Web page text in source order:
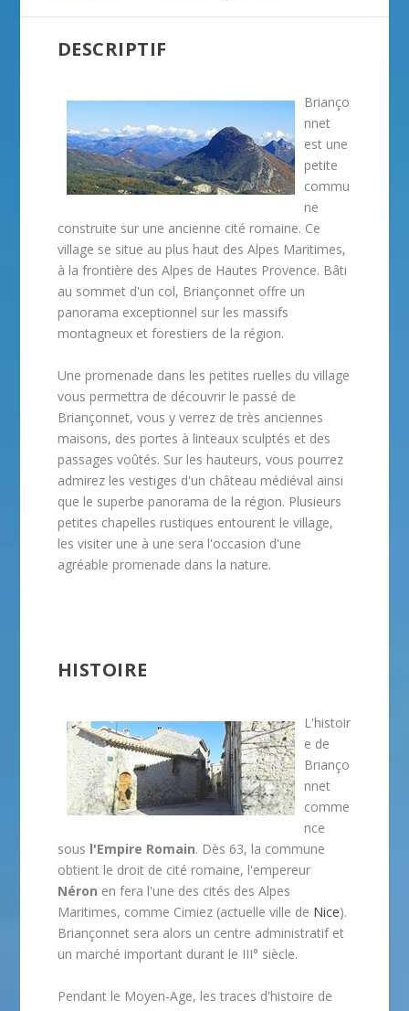
DESCRIPTIF
Brianço
nnet
est une
petite
commu
ne
construite sur une ancienne cité romaine. Ce
village se situe au plus haut des Alpes Maritimes,
à la frontière des Alpes de Hautes Provence. Bâti
au sommet d'un col, Briançonnet offre un
panorama exceptionnel sur les massifs
montagneux et forestiers de la région.
Une promenade dans les petites ruelles du village
vous permettra de découvrir le passé de
Briançonnet, vous y verrez de très anciennes
maisons, des portes à linteaux sculptés et des
passages voûtés. Sur les hauteurs, vous pourrez
admirez les vestiges d'un château médiéval ainsi
que le superbe panorama de la région. Plusieurs
petites chapelles rustiques entourent le village,
les visiter une à une sera l'occasion d'une
agréable promenade dans la nature.
HISTOIRE
L'histoir
e de
Brianço
nnet
comme
nce
sous l'Empire Romain. Dès 63, la commune
obtient le droit de cité romaine, l'empereur
Néron en fera l'une des cités des Alpes
Maritimes, comme Cimiez (actuelle ville de Nice).
Briançonnet sera alors un centre administratif et
un marché important durant le III° siècle.
Pendant le Moyen-Age, les traces d'histoire de